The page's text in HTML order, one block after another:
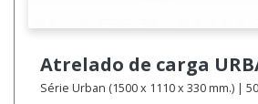
Atrelado de carga
Série Urban (1500 x 1110 x 330 mm.) |